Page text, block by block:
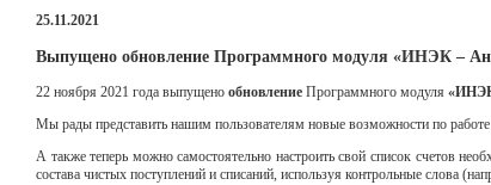
25.11.2021
Выпущено обновление Программного модуля «ИНЭК –
22 ноября 2021 года выпущено обновление Программного модуля «ИНЭК
Мы рады представить нашим пользователям новые возможности по
А также теперь можно самостоятельно настроить свой список счетов
состава чистых поступлений и списаний, используя контрольные слова